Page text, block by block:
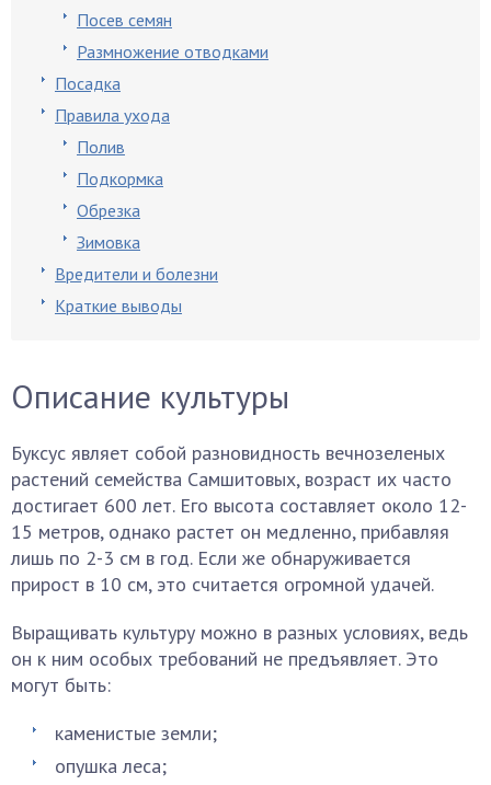
Посев семян
Размножение отводками
Посадка
Правила ухода
Полив
Подкормка
Обрезка
Зимовка
Вредители и болезни
Краткие выводы
Описание культуры
Буксус являет собой разновидность вечнозеленых
растений семейства Самшитовых, возраст их часто
достигает 600 лет. Его высота составляет около 12-
15 метров, однако растет он медленно, прибавляя
лишь по 2-3 см в год. Если же обнаруживается
прирост в 10 см, это считается огромной удачей.
Выращивать культуру можно в разных условиях, ведь
он к ним особых требований не предъявляет. Это
могут быть:
каменистые земли;
опушка леса;